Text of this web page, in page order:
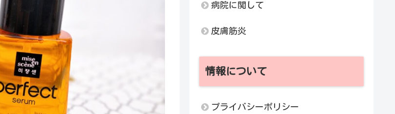
病院に関して
皮膚筋炎
情報について
プライバシーポリシー